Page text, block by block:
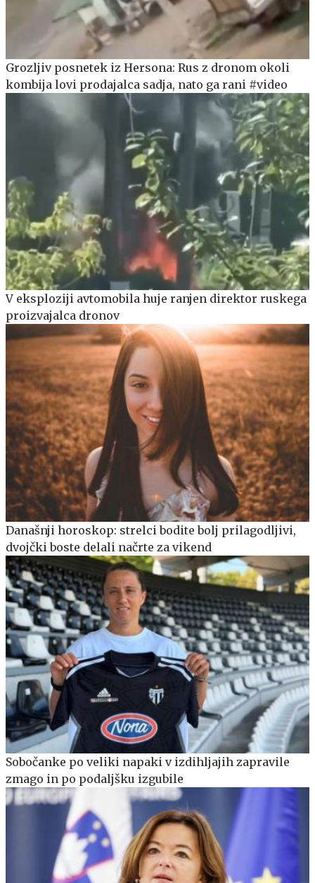
Grozljiv posnetek iz Hersona: Rus z dronom okoli
kombija lovi prodajalca sadja, nato ga rani #video
V eksploziji avtomobila huje ranjen direktor ruskega
proizvajalca dronov
Današnji horoskop: strelci bodite bolj prilagodljivi,
dvojčki boste delali načrte za vikend
Sobočanke po veliki napaki v izdihljajih zapravile
zmago in po podaljšku izgubile